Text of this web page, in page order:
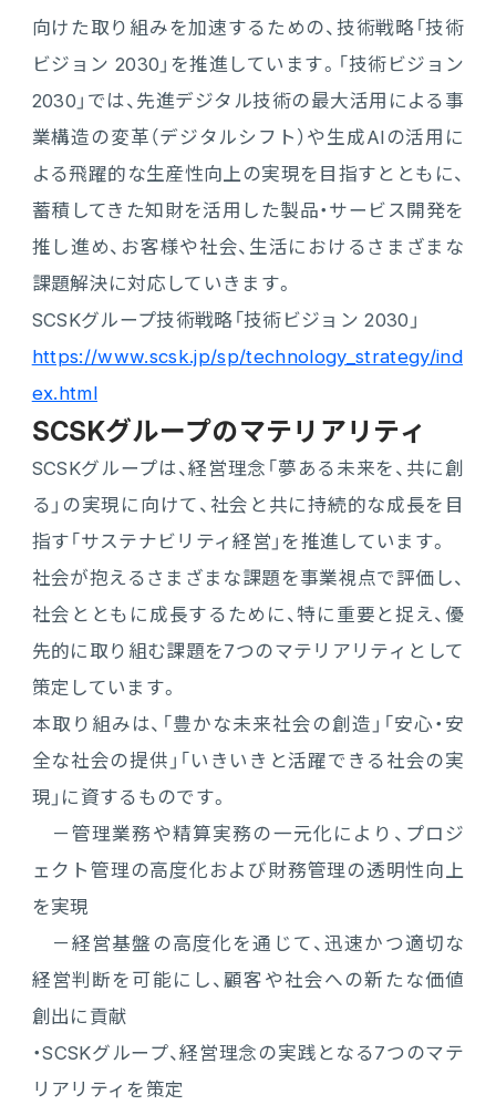
向けた取り組みを加速するための、技術戦略「技術
ビジョン 2030」を推進しています。「技術ビジョン
2030」では、先進デジタル技術の最大活用による事
業構造の変革（デジタルシフト）や生成AIの活用に
よる飛躍的な生産性向上の実現を目指すとともに、
蓄積してきた知財を活用した製品・サービス開発を
推し進め、お客様や社会、生活におけるさまざまな
課題解決に対応していきます。
SCSKグループ技術戦略「技術ビジョン 2030」
https://www.scsk.jp/sp/technology_strategy/ind
ex.html
SCSKグループのマテリアリティ
SCSKグループは、経営理念「夢ある未来を、共に創
る」の実現に向けて、社会と共に持続的な成長を目
指す「サステナビリティ経営」を推進しています。
社会が抱えるさまざまな課題を事業視点で評価し、
社会とともに成長するために、特に重要と捉え、優
先的に取り組む課題を7つのマテリアリティとして
策定しています。
本取り組みは、「豊かな未来社会の創造」「安心・安
全な社会の提供」「いきいきと活躍できる社会の実
現」に資するものです。
－管理業務や精算実務の一元化により、プロジ
ェクト管理の高度化および財務管理の透明性向上
を実現
－経営基盤の高度化を通じて、迅速かつ適切な
経営判断を可能にし、顧客や社会への新たな価値
創出に貢献
・SCSKグループ、経営理念の実践となる7つのマテ
リアリティを策定